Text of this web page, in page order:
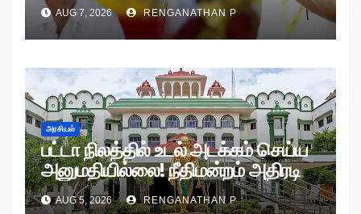
AUG 7, 2026 RENGANATHAN P
அரசியல்
பட்டா நிலத்தில் உடல் அடக்கம் செய்ய
அனுமதியில்லை! நீதிமன்றம் அதிரடி
உத்தரவு!
AUG 5, 2026 RENGANATHAN P